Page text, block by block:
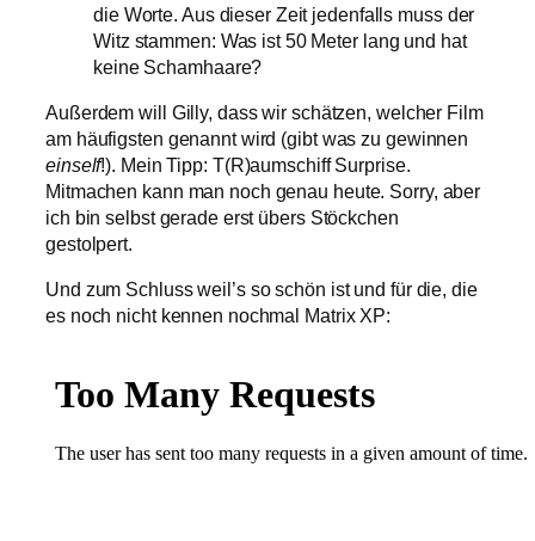
die Worte. Aus dieser Zeit jedenfalls muss der
Witz stammen: Was ist 50 Meter lang und hat
keine Schamhaare?
Außerdem will Gilly, dass wir schätzen, welcher Film
am häufigsten genannt wird (gibt was zu gewinnen
einself!). Mein Tipp: T(R)aumschiff Surprise.
Mitmachen kann man noch genau heute. Sorry, aber
ich bin selbst gerade erst übers Stöckchen
gestolpert.
Und zum Schluss weil’s so schön ist und für die, die
es noch nicht kennen nochmal Matrix XP: